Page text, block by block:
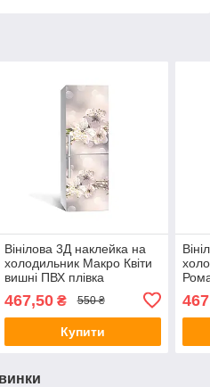
Вінілова 3Д наклейка на
холодильник Макро Квіти
вишні ПВХ плівка
Бежевий 650х2000 мм
467,50₴ 550 ₴
Купити